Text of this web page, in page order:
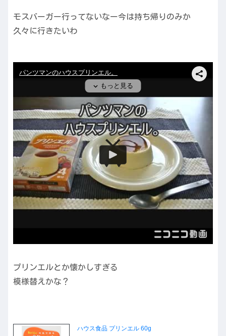
モスバーガー行ってないなー今は持ち帰りのみか
久々に行きたいわ
プリンエルとか懐かしすぎる
模様替えかな？